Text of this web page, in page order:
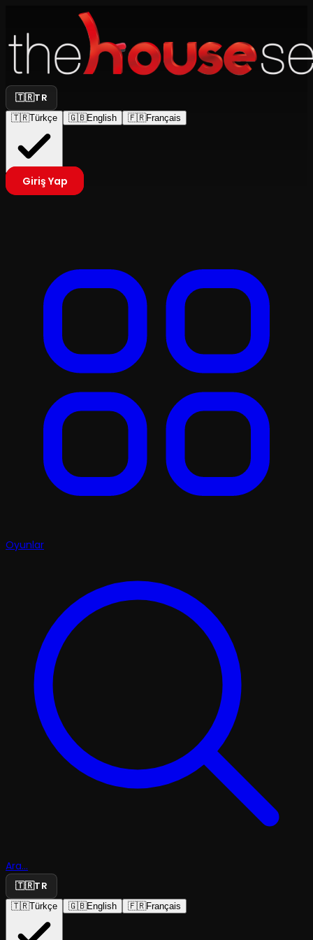
🇹🇷TR
🇹🇷Türkçe 🇬🇧English 🇫🇷Français
Giriş Yap
Oyunlar
Ara...
🇹🇷TR
🇹🇷Türkçe 🇬🇧English 🇫🇷Français